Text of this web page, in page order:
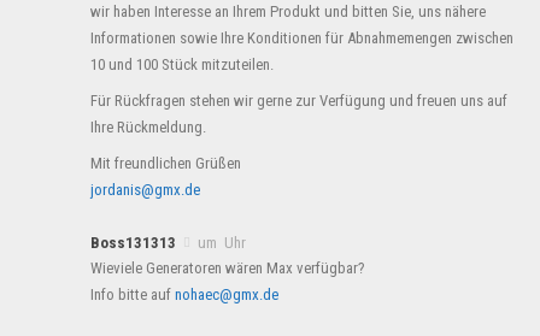
wir haben Interesse an Ihrem Produkt und bitten Sie, uns nähere
Informationen sowie Ihre Konditionen für Abnahmemengen zwischen
10 und 100 Stück mitzuteilen.
Für Rückfragen stehen wir gerne zur Verfügung und freuen uns auf
Ihre Rückmeldung.
Mit freundlichen Grüßen
jordanis@gmx.de
Boss131313
um Uhr
Wieviele Generatoren wären Max verfügbar?
Info bitte auf nohaec@gmx.de